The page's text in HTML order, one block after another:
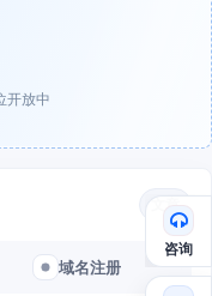
开放中
文章
域名注册
咨询